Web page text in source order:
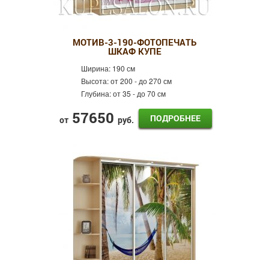
МОТИВ-3-190-ФОТОПЕЧАТЬ
ШКАФ КУПЕ
Ширина: 190 см
Высота:от 200 - до 270 см
Глубина:от 35 - до 70 см
от 57650 руб. ПОДРОБНЕЕ